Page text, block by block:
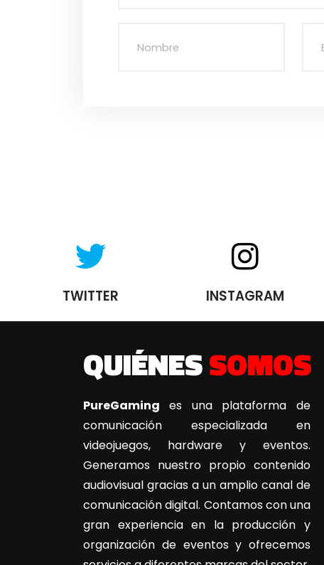
TWITTER INSTAGRAM
QUIÉNESSOMOS
PureGaming es una plataforma de
comunicación especializada en
videojuegos, hardware y eventos.
Generamos nuestro propio contenido
audiovisual gracias a un amplio canal de
comunicación digital. Contamos con una
gran experiencia en la producción y
organización de eventos y ofrecemos